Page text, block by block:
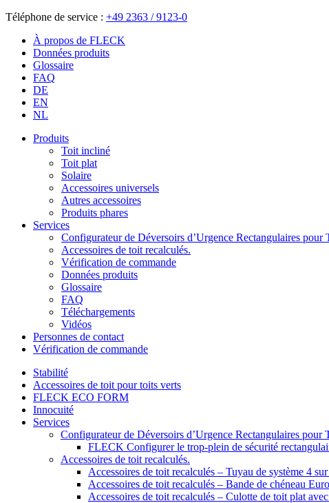
Téléphone de service : +49 2363 / 9123-0
À propos de FLECK
Données produits
Glossaire
FAQ
DE
EN
NL
Produits
Toit incliné
Toit plat
Solaire
Accessoires universels
Autres accessoires
Produits phares
Services
Configurateur de Déversoirs d’Urgence Rectangulaires pour
Accessoires de toit recalculés.
Vérification de commande
Données produits
Glossaire
FAQ
Téléchargements
Vidéos
Personnes de contact
Vérification de commande
Stabilité
Accessoires de toit pour toits verts
FLECK ECO FORM
Innocuité
Services
Configurateur de Déversoirs d’Urgence Rectangulaires pour
FLECK Configurer le trop-plein de sécurité
Accessoires de toit recalculés.
Accessoires de toit recalculés – Tuyau de système 4
Accessoires de toit recalculés – Bande de chéneau
Accessoires de toit recalculés – Culotte de toit plat